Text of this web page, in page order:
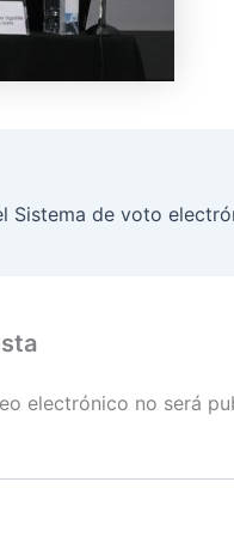
electrónico no será